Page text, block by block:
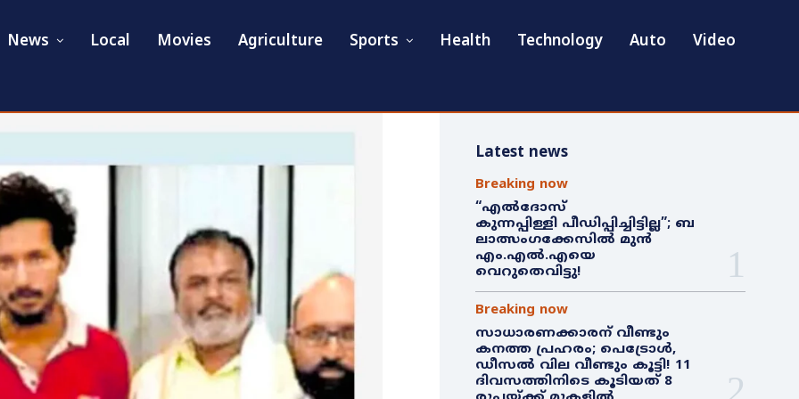
News Local Movies Agriculture Sports Health Technology Auto Video
Latest news
Breaking now
“എൽദോസ്
കുന്നപ്പിള്ളി പീഡിപ്പിച്ചിട്ടില്ല”; ബ
ലാത്സംഗക്കേസിൽ മുൻ
എം.എൽ.എയെ
വെറുതെവിട്ടു!
Breaking now
സാധാരണക്കാരന് വീണ്ടും
കനത്ത പ്രഹരം; പെട്രോൾ,
ഡീസൽ വില വീണ്ടും കൂട്ടി! 11
ദിവസത്തിനിടെ കൂടിയത് 8